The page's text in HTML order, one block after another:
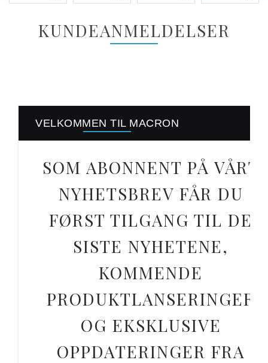
KUNDEANMELDELSER
VELKOMMEN TIL MACRON
SOM ABONNENT PÅ VÅRT
NYHETSBREV FÅR DU
FØRST TILGANG TIL DE
SISTE NYHETENE,
KOMMENDE
PRODUKTLANSERINGER
OG EKSKLUSIVE
OPPDATERINGER FRA